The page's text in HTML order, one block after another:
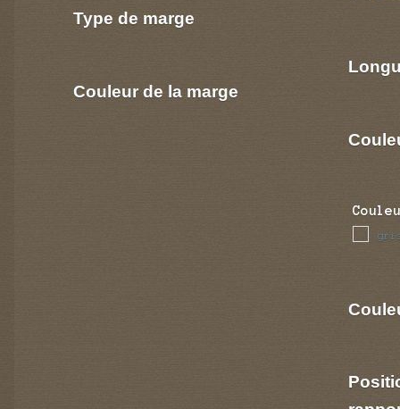
Type de marge
Couleur de la marge